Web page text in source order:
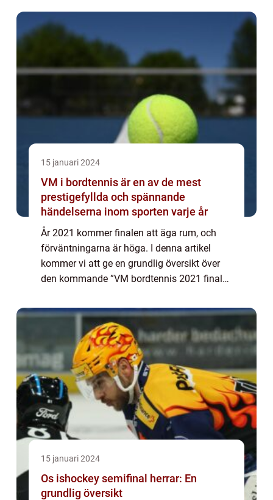
ishockey en uppsättning regler som styr s...
15 januari 2024
VM i bordtennis är en av de mest
prestigefyllda och spännande
händelserna inom sporten varje år
År 2021 kommer finalen att äga rum, och
förväntningarna är höga. I denna artikel
kommer vi att ge en grundlig översikt över
den kommande ”VM bordtennis 2021 final”
Översikt över VM i bordtennis...
15 januari 2024
Os ishockey semifinal herrar: En
grundlig översikt